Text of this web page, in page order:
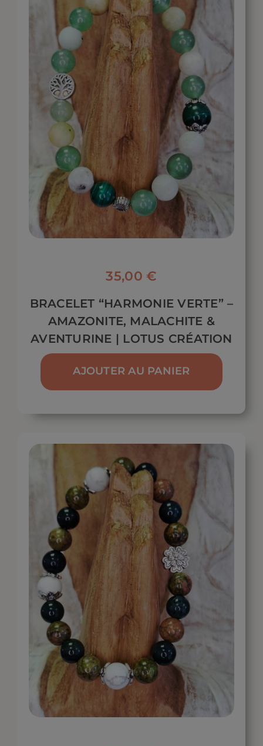
35,00€
BRACELET “HARMONIE VERTE” –
AMAZONITE, MALACHITE &
AVENTURINE | LOTUS CRÉATION
AJOUTER AU PANIER